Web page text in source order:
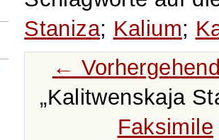
Staniza; Kalium;
←
Kalitwenskaja
Faksimile